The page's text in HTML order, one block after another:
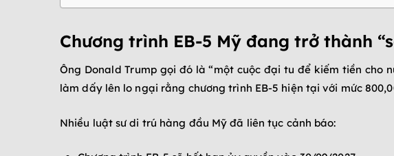
Chương trình EB-5 Mỹ đang trở thành
Ông Donald Trump gọi đó là “một cuộc đại tu để kiếm tiền cho
làm dấy lên lo ngại rằng chương trình EB-5 hiện tại với mức
Nhiều luật sư di trú hàng đầu Mỹ đã liên tục cảnh báo: